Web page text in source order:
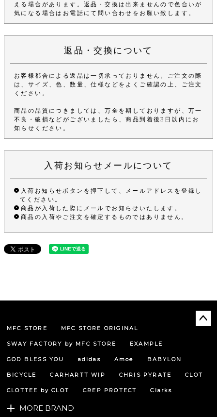
える場合があります。返品・交換は出来ませんので色合いが
気になる場合はお電話にて問い合わせをお願い致します。
返品・交換について
お客様都合による返品は一切承っておりません。ご注文の際
は、サイズ、色、数量、仕様などをよくご確認の上、ご注文
ください。
商品の品質につきましては、万全を期しておりますが、万一
不良・破損などがございましたら、商品到着後3日以内にお
知らせください。
入荷お知らせメールについて
入荷お知らせボタンを押下して、メールアドレスを登録し
てください。
商品が入荷した際にメールでお知らせいたします。
商品の入荷やご注文を確定するものではありません。
MFC STORE MFC STORE ORIGINAL
SWAY FACTORY by MFC STORE EXAMPLE
GOD BLESS YOU adidas Amoe BABYLON
BICYCLE CARHARTT WIP CHRIS PYRATE CLOT
CLOTTEE by CLOT CREP PROTECT Clarks
MORE BRAND